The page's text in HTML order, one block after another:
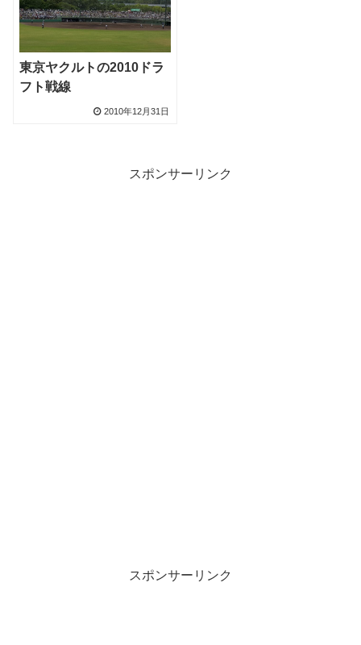
東京ヤクルトの2010ドラ
フト戦線
2010年12月31日
スポンサーリンク
スポンサーリンク